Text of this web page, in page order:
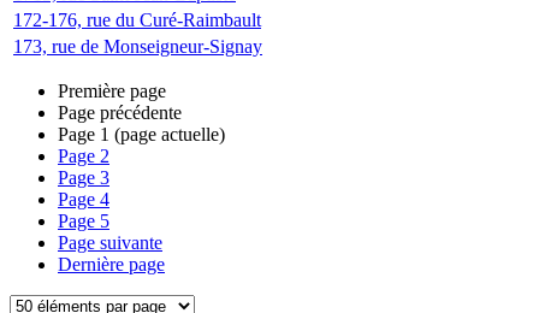
172-176, rue du Curé-Raimbault
173, rue de Monseigneur-Signay
Première page
Page précédente
Page 1 (page actuelle)
Page 2
Page 3
Page 4
Page 5
Page suivante
Dernière page